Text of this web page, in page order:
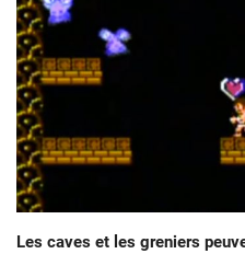
Les caves et les greniers